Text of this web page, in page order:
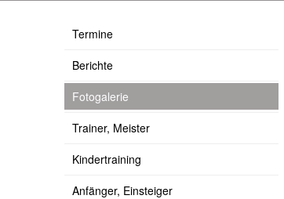
Termine
Berichte
Fotogalerie
Trainer, Meister
Kindertraining
Anfänger, Einsteiger